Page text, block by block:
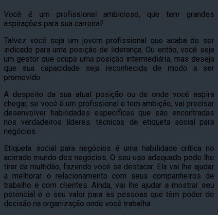
Você é um profissional ambicioso, que tem grandes
aspirações para sua carreira?
Talvez você seja um jovem profissional que acaba de ser
indicado para uma posição de liderança. Ou então, você seja
um gestor que ocupa uma posição intermediária, mas deseja
que sua capacidade seja reconhecida de modo a ser
promovido.
A despeito da sua atual posição ou de onde você aspira
chegar, se você é um profissional e tem ambição, vai precisar
desenvolver habilidades específicas que são encontradas
nos verdadeiros líderes: técnicas de etiqueta social para
negócios.
Etiqueta social para negócios é uma habilidade crítica no
acirrado mundo dos negócios. O seu uso adequado pode lhe
tirar da multidão, fazendo você se destacar. Ela vai lhe ajudar
a melhorar o relacionamento com seus companheiros de
trabalho e com clientes. Ainda, vai lhe ajudar a mostrar seu
potencial e o seu valor para as pessoas que têm poder de
decisão na organização onde você trabalha.